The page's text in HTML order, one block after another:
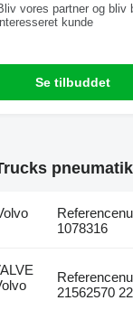
vores partner og bliv
kunde
Se tilbuddet
1078316
21562570